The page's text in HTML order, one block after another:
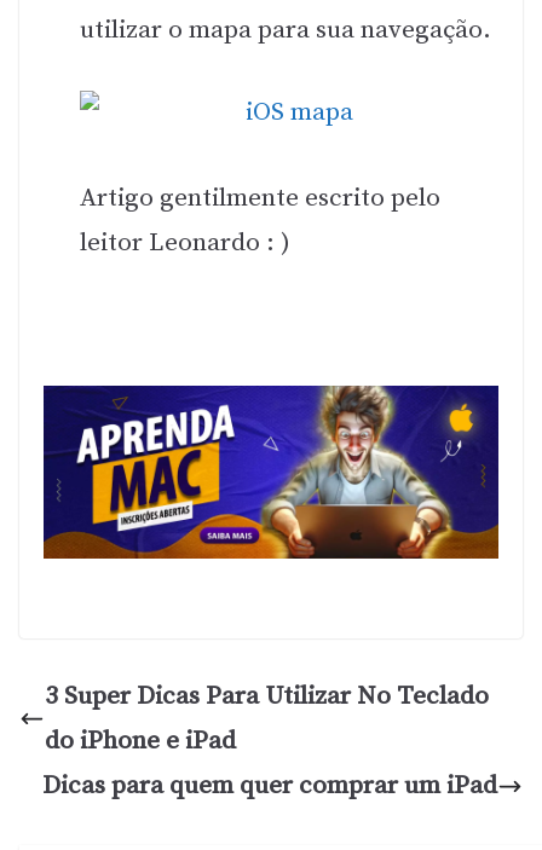
utilizar o mapa para sua navegação.
Artigo gentilmente escrito pelo
leitor Leonardo : )
3 Super Dicas Para Utilizar No Teclado
do iPhone e iPad
Dicas para quem quer comprar um iPad